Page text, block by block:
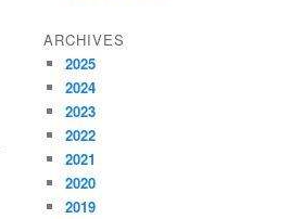
ARCHIVES
2025
2024
2023
2022
2021
2020
2019